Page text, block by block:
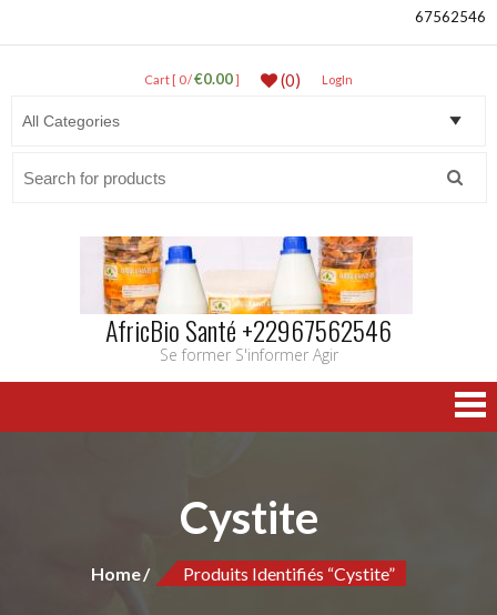
67562546
Cart [ 0 /€0.00] (0) LogIn
AfricBio Santé +22967562546
Se former S'informer Agir
Cystite
Home Produits Identifiés “Cystite”